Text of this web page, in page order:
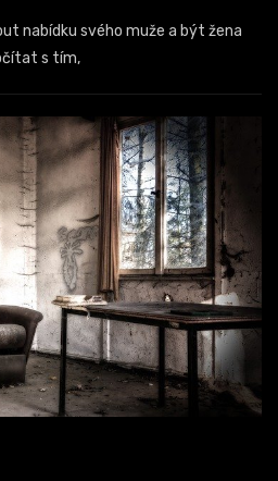
nabídku svého muže a být žena
s tím,